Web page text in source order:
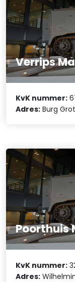
Verrips
KvK nummer:
Adres: Burg
Poorthuis
KvK nummer:
Adres: